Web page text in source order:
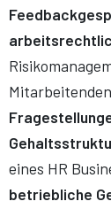
eines HR
betriebliche